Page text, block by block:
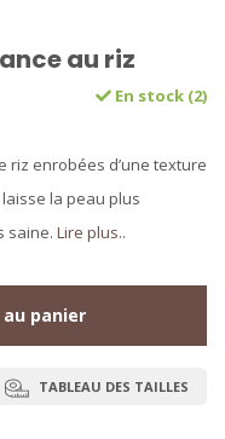
au riz
En stock (2)
riz enrobées d’une texture
la peau plus
saine. Lire plus..
panier
TABLEAU DES TAILLES